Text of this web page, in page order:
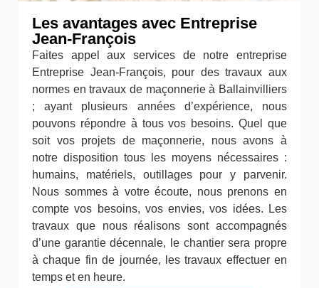
Les avantages avec Entreprise
Jean-François
Faites appel aux services de notre entreprise
Entreprise Jean-François, pour des travaux aux
normes en travaux de maçonnerie à Ballainvilliers
; ayant plusieurs années d’expérience, nous
pouvons répondre à tous vos besoins. Quel que
soit vos projets de maçonnerie, nous avons à
notre disposition tous les moyens nécessaires :
humains, matériels, outillages pour y parvenir.
Nous sommes à votre écoute, nous prenons en
compte vos besoins, vos envies, vos idées. Les
travaux que nous réalisons sont accompagnés
d’une garantie décennale, le chantier sera propre
à chaque fin de journée, les travaux effectuer en
temps et en heure.